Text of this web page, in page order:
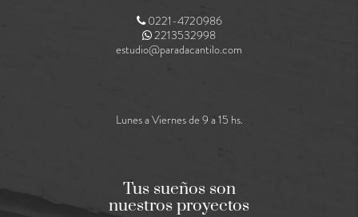
0221-4720986
2213532998
estudio@paradacantilo.com
Lunes a Viernes de 9 a 15 hs.
Tus sueños son
nuestros proyectos